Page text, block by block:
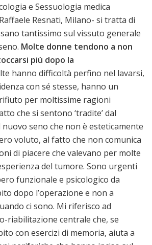
e Sessuologia medica
Resnati, Milano- si tratta di
tantissimo sul vissuto generale
Molte donne tendono a non
più dopo la
hanno difficoltà perfino nel lavarsi,
con sé stesse, hanno un
per moltissime ragioni
che si sentono ‘tradite’ dal
seno che non è esteticamente
voluto, al fatto che non comunica
di piacere che valevano per molte
del tumore. Sono urgenti
funzionale e psicologico da
dopo l’operazione e non a
ci sono. Mi riferisco ad
riabilitazione centrale che, se
con esercizi di memoria, aiuta a